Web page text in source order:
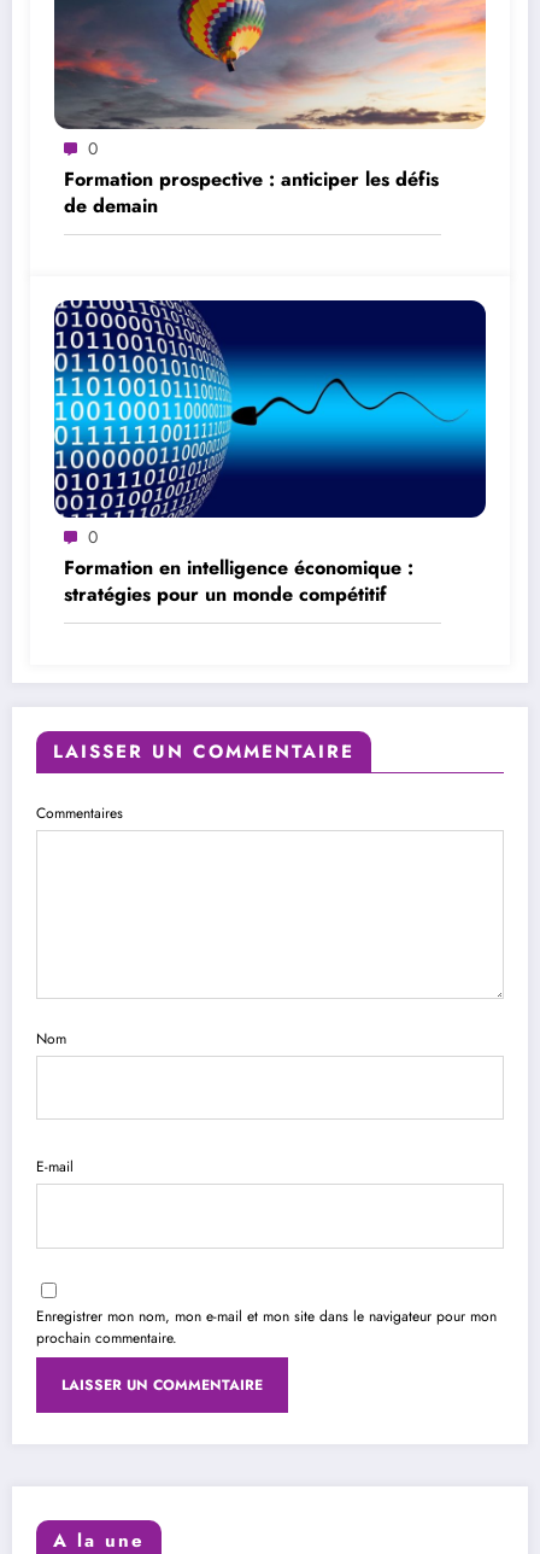
0
Formation prospective : anticiper les défis
de demain
0
Formation en intelligence économique :
stratégies pour un monde compétitif
LAISSER UN COMMENTAIRE
Commentaires
Nom
E-mail
Enregistrer mon nom, mon e-mail et mon site dans le navigateur pour mon
prochain commentaire.
A la une